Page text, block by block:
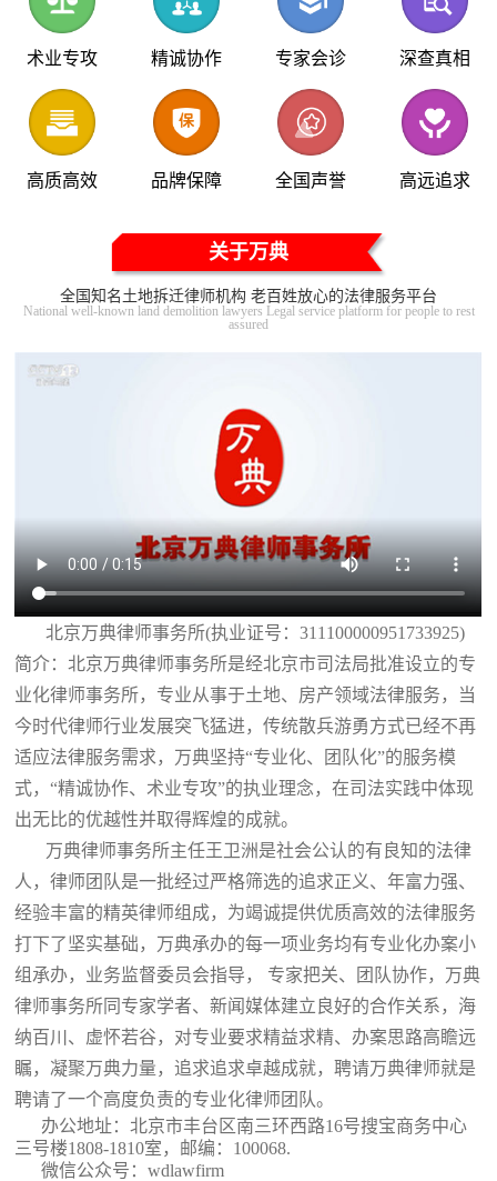
术业专攻 精诚协作 专家会诊 深查真相
高质高效 品牌保障 全国声誉 高远追求
关于万典
全国知名土地拆迁律师机构 老百姓放心的法律服务平台
National well-known land demolition lawyers Legal service platform for people to rest
assured
北京万典律师事务所(执业证号：311100000951733925)
简介：北京万典律师事务所是经北京市司法局批准设立的专
业化律师事务所，专业从事于土地、房产领域法律服务，当
今时代律师行业发展突飞猛进，传统散兵游勇方式已经不再
适应法律服务需求，万典坚持“专业化、团队化”的服务模
式，“精诚协作、术业专攻”的执业理念，在司法实践中体现
出无比的优越性并取得辉煌的成就。
万典律师事务所主任王卫洲是社会公认的有良知的法律
人，律师团队是一批经过严格筛选的追求正义、年富力强、
经验丰富的精英律师组成，为竭诚提供优质高效的法律服务
打下了坚实基础，万典承办的每一项业务均有专业化办案小
组承办，业务监督委员会指导， 专家把关、团队协作，万典
律师事务所同专家学者、新闻媒体建立良好的合作关系，海
纳百川、虚怀若谷，对专业要求精益求精、办案思路高瞻远
瞩，凝聚万典力量，追求追求卓越成就，聘请万典律师就是
聘请了一个高度负责的专业化律师团队。
办公地址：北京市丰台区南三环西路16号搜宝商务中心
三号楼1808-1810室 ，邮编：100068.
微信公众号：wdlawfirm